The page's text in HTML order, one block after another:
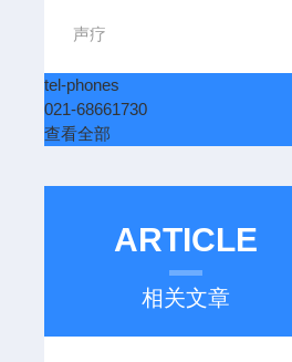
声疗
tel-phones
021-68661730
查看全部
ARTICLE
相关文章